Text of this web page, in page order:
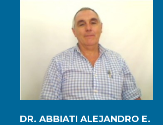
DR. ABBIATI ALEJANDRO E.